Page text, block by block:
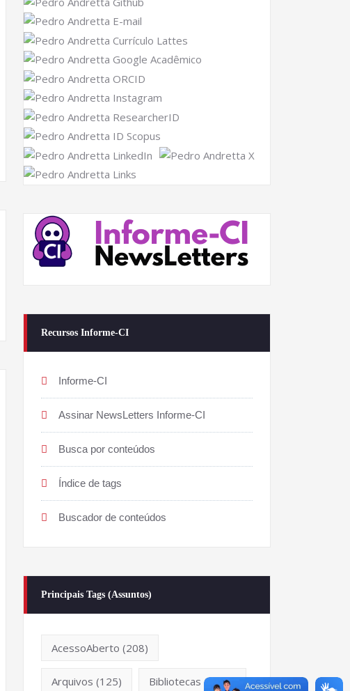
Recursos Informe-CI
Informe-CI
Assinar NewsLetters Informe-CI
Busca por conteúdos
Índice de tags
Buscador de conteúdos
Principais Tags (Assuntos)
AcessoAberto (208)
Arquivos (125) Bibliotecas (1053)